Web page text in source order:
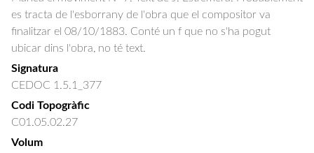
es tracta de l'esborrany de l'obra que el compositor va
finalitzar el 08/10/1883. Conté un f que no s'ha pogut
ubicar dins l'obra, no té text.
Signatura
CEDOC 1.5.1_377
Codi Topogràfic
C01.05.02.27
Volum